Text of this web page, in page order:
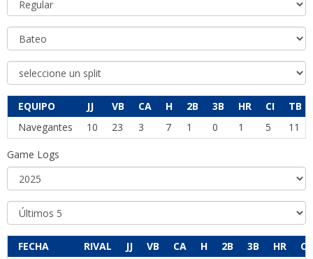
EQUIPO JJ VB CA H 2B 3B HR CI
TB
Navegantes
10 23 3 7 1 0 1 5 11
Game Logs
FECHA RIVAL JJ VB CA H 2B 3B HR
CI